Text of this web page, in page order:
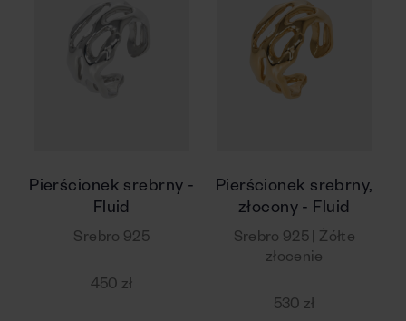
Pierścionek srebrny -
Fluid
Srebro 925
450 zł
Pierścionek srebrny,
złocony - Fluid
Srebro 925 | Żółte
złocenie
530 zł